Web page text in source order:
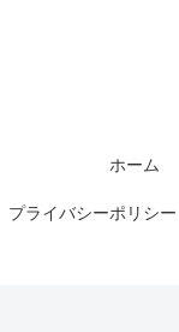
ホーム
プライバシーポリシ